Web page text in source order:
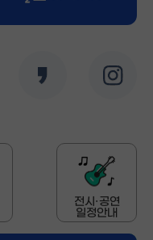
카카오스토리 인스타
전시·공연
일정안내